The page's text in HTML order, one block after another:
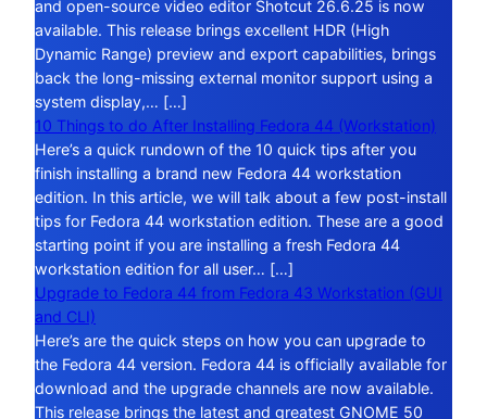
and open-source video editor Shotcut 26.6.25 is now
available. This release brings excellent HDR (High
Dynamic Range) preview and export capabilities, brings
back the long-missing external monitor support using a
system display,… […]
10 Things to do After Installing Fedora 44 (Workstation)
Here’s a quick rundown of the 10 quick tips after you
finish installing a brand new Fedora 44 workstation
edition. In this article, we will talk about a few post-install
tips for Fedora 44 workstation edition. These are a good
starting point if you are installing a fresh Fedora 44
workstation edition for all user… […]
Upgrade to Fedora 44 from Fedora 43 Workstation (GUI
and CLI)
Here’s are the quick steps on how you can upgrade to
the Fedora 44 version. Fedora 44 is officially available for
download and the upgrade channels are now available.
This release brings the latest and greatest GNOME 50